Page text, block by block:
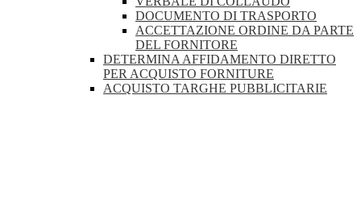
DOCUMENTO DI TRASPORTO
ACCETTAZIONE ORDINE DA PARTE
DEL FORNITORE
DETERMINA AFFIDAMENTO DIRETTO
PER ACQUISTO FORNITURE
ACQUISTO TARGHE PUBBLICITARIE